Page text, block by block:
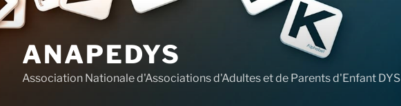
ANAPEDYS
Association Nationale d'Associations d'Adultes et de Parents d'Enfant DYS